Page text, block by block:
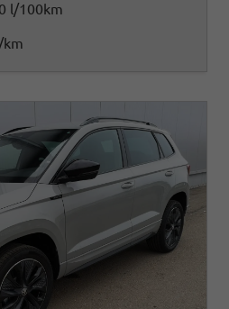
l/100km
km